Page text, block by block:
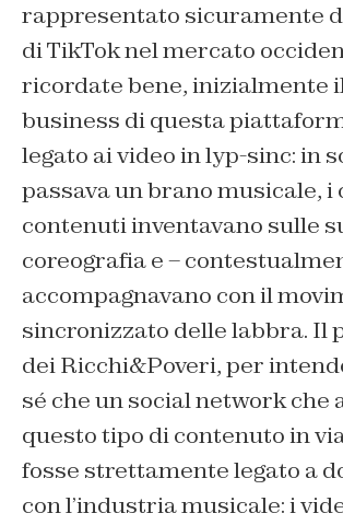
rappresentato sicuramente
di TikTok nel mercato
ricordate bene, inizialmente
business di questa
legato ai video in lyp-sinc: in
passava un brano musicale,
contenuti inventavano sulle
coreografia e –
accompagnavano con il
sincronizzato delle labbra. Il
dei Ricchi&Poveri, per
sé che un social network che
questo tipo di contenuto in
fosse strettamente legato a
con l’industria musicale: i